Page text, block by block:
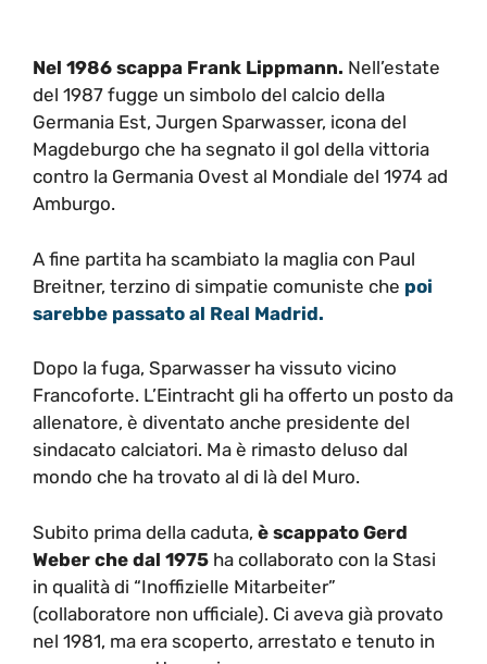
Nel 1986 scappa Frank Lippmann. Nell’estate
del 1987 fugge un simbolo del calcio della
Germania Est, Jurgen Sparwasser, icona del
Magdeburgo che ha segnato il gol della vittoria
contro la Germania Ovest al Mondiale del 1974 ad
Amburgo.
A fine partita ha scambiato la maglia con Paul
Breitner, terzino di simpatie comuniste che poi
sarebbe passato al Real Madrid.
Dopo la fuga, Sparwasser ha vissuto vicino
Francoforte. L’Eintracht gli ha offerto un posto da
allenatore, è diventato anche presidente del
sindacato calciatori. Ma è rimasto deluso dal
mondo che ha trovato al di là del Muro.
Subito prima della caduta, è scappato Gerd
Weber che dal 1975 ha collaborato con la Stasi
in qualità di “Inoffizielle Mitarbeiter”
(collaboratore non ufficiale). Ci aveva già provato
nel 1981, ma era scoperto, arrestato e tenuto in